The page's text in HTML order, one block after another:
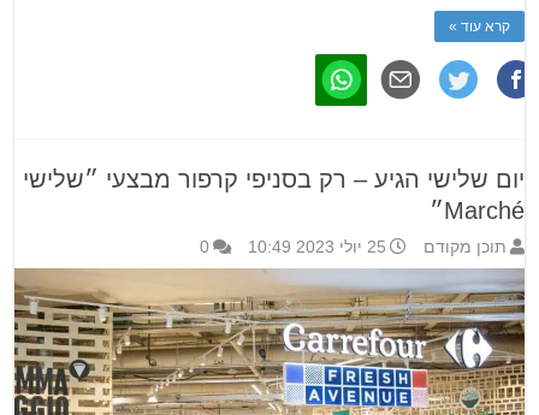
קרא עוד »
יום שלישי הגיע – רק בסניפי קרפור מבצעי ״שלישי
Marché״
תוכן מקודם 25 יולי 2023 10:49 0